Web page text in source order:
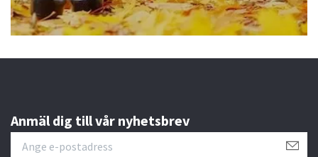
Anmäl dig till vår nyhetsbrev